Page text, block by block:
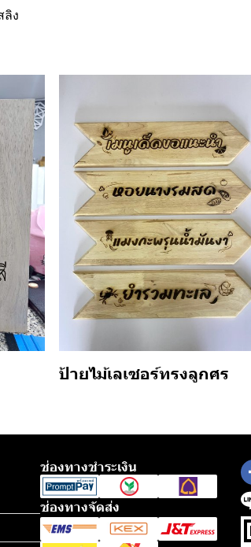
ลิง
ป้ายไม้เลเซอร์ทรงลูกศร
ช่องทางชำระเงิน
ช่องทางจัดส่ง